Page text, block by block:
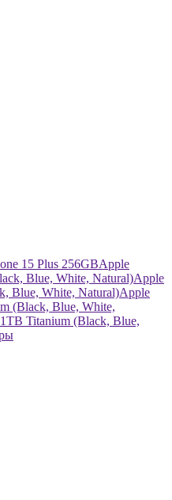
15 Plus 256GBApple
Blue, White, Natural)Apple
Blue, White, Natural)Apple
(Black, Blue, White,
Titanium (Black, Blue,